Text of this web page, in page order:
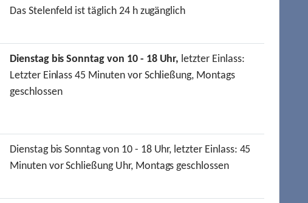
Das Stelenfeld ist täglich 24 h zugänglich
Dienstag bis Sonntag von 10 - 18 Uhr, letzter Einlass:
Letzter Einlass 45 Minuten vor Schließung, Montags
geschlossen
Dienstag bis Sonntag von 10 - 18 Uhr, letzter Einlass: 45
Minuten vor Schließung Uhr, Montags geschlossen